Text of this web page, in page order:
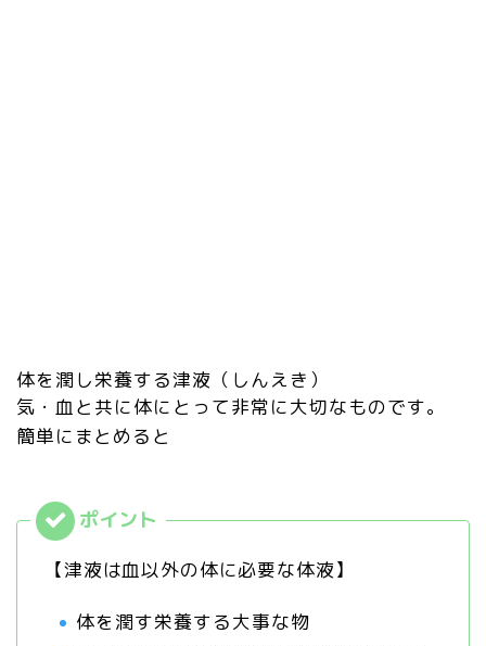
体を潤し栄養する津液（しんえき）
気・血と共に体にとって非常に大切なものです。
簡単にまとめると
【津液は血以外の体に必要な体液】
体を潤す栄養する大事な物